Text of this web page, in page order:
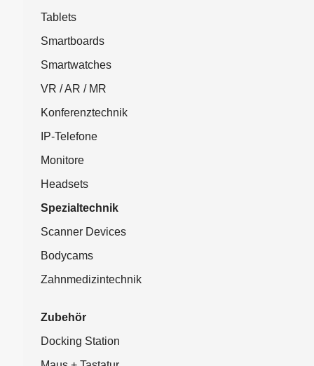
Tablets
Smartboards
Smartwatches
VR / AR / MR
Konferenztechnik
IP-Telefone
Monitore
Headsets
Spezialtechnik
Scanner Devices
Bodycams
Zahnmedizintechnik
Zubehör
Docking Station